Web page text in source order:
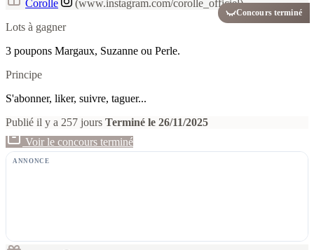
Concours terminé
Corolle
(www.instagram.com/corolle_officiel)
Lots à gagner
3 poupons Margaux, Suzanne ou Perle.
Principe
S'abonner, liker, suivre, taguer...
Publié il y a 257 jours Terminé le 26/11/2025
Voir le concours terminé
ANNONCE